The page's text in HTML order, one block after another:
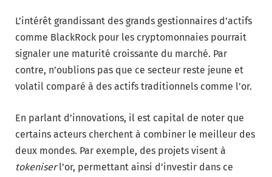
L’intérêt grandissant des grands gestionnaires d’actifs
comme BlackRock pour les cryptomonnaies pourrait
signaler une maturité croissante du marché. Par
contre, n’oublions pas que ce secteur reste jeune et
volatil comparé à des actifs traditionnels comme l’or.
En parlant d’innovations, il est capital de noter que
certains acteurs cherchent à combiner le meilleur des
deux mondes. Par exemple, des projets visent à
tokeniserl’or, permettant ainsi d’investir dans ce